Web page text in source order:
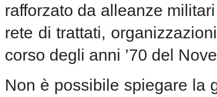
rafforzato da alleanze
rete di trattati,
corso degli anni ’70 del
Non è possibile spiegare la